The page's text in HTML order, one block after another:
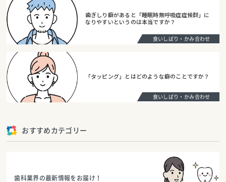
歯ぎしり癖があると「睡眠時無呼吸症症候群」に
なりやすいというのは本当ですか？
食いしばり・かみ合わせ
「タッピング」とはどのような癖のことですか？
食いしばり・かみ合わせ
おすすめカテゴリー
歯科業界の最新情報をお届け！